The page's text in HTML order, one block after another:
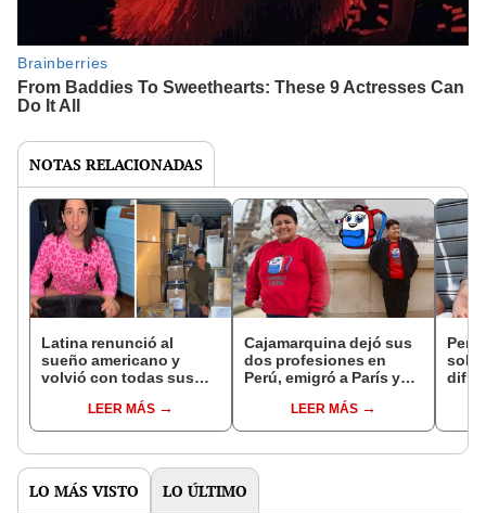
NOTAS RELACIONADAS
Latina renunció al
sueño americano y
volvió con todas sus
tras dejar EE.UU.:
“Hasta el microondas”
LEER MÁS
Cajamarquina dejó sus
dos profesiones en
Perú, emigró a París y
'Mochila Latina':
"Trabajaba por
LEER MÁS
LO MÁS VISTO LO ÚLTIMO